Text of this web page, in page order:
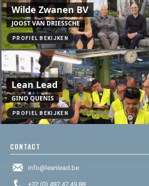
Wilde Zwanen BV
JOOST VAN DRIESSCHE
PROFIEL BEKIJKEN
Lean Lead
GINO QUENIS
PROFIEL BEKIJKEN
CONTACT
info@leanlead.be
+32 (0) 487 47 49 88